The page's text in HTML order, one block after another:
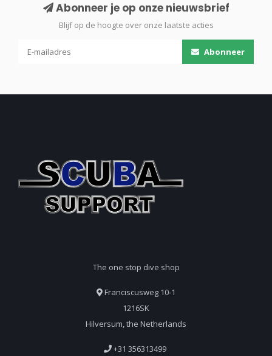
Abonneer je op onze nieuwsbrief
Blijf op de hoogte over onze laatste acties
Abonneer
The one stop dive shop
Franciscusweg 10-1
1216SK
Hilversum, the Netherlands
+31 356313499